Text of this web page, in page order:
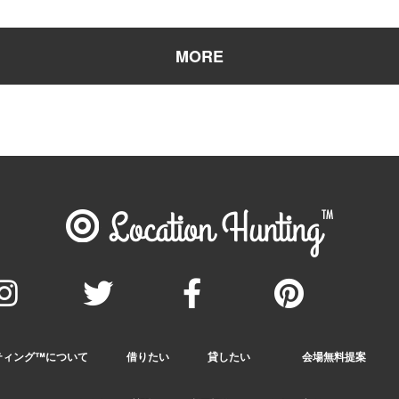
ィング™️について 借りたい 貸したい 会場無料提案